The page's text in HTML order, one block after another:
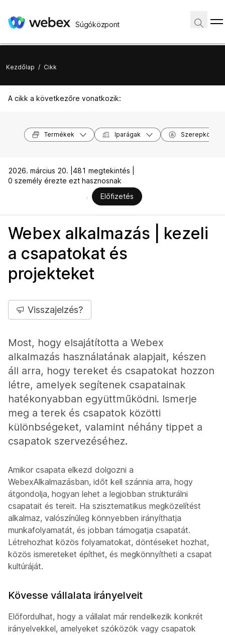
Súgóközpont
Kezdőlap / Cikk
A cikk a következőre vonatkozik:
Termékek Iparágak Szerepkörök
2026. március 20. | 481 megtekintés |
0 személy érezte ezt hasznosnak
Előfizetés
Webex alkalmazás | kezeli
a csapatokat és
projekteket
Visszajelzés?
Most, hogy elsajátította a Webex
alkalmazás használatának alapjait, készen
áll arra, hogy tereket és csapatokat hozzon
létre, amelyek segítenek csapatainak
hatékonyabban együttműködni. Ismerje
meg a terek és csapatok közötti
különbségeket, valamint néhány tippet a
csapatok szervezéséhez.
Amikor csapata elkezd dolgozni a
WebexAlkalmazásban, időt kell szánnia arra, hogy
átgondolja, hogyan lehet a legjobban strukturálni
csapatait és tereit. Ha szisztematikus megközelítést
alkalmaz, valószínűleg könnyebben irányíthatja
munkafolyamatát, és jobban támogatja csapatát.
Létrehozhat közös folyamatokat, döntéseket hozhat,
közös ismereteket építhet, és megkönnyítheti a csapat
kultúráját.
Kövesse vállalata irányelveit
Előfordulhat, hogy a vállalat már rendelkezik konkrét
irányelvekkel, amelyeket szóközök vagy csapatok